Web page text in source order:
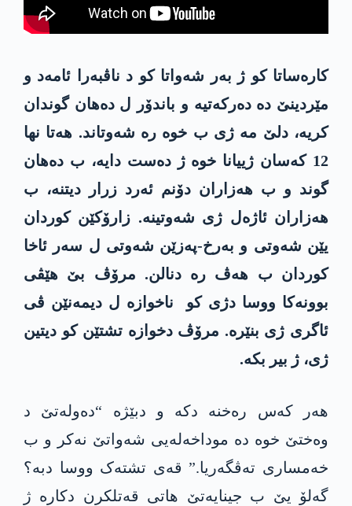
کارەساتا کو ژ بەر شەواتا کو د ناڤبەرا ئامەد و
مێردینێ دە دەرکەتیە و باندۆر ل دەھان گوندان
کریە، دلێ مە ژی ب خوە رە شەوتاند. ھەتا نھا
12 کەسان ژییانا خوە ژ دەست دایە، ب دەھان
گوند و ب ھەزاران دۆنم ئەرد زرار دیتنە، ب
ھەزاران ئاژەل ژی شەوتینە. زارۆکێن کوردان
یێن شەوتی و بەرخ-پەزێن شەوتی ل سەر ئاخا
کوردان ب ھەڤ رە دنالن. مرۆڤ بێ ھێڤی
بوونەکا ووسا دژی کو ناخوازە ل دیمەنێن ڤی
ئاگری ژی بنێرە. مرۆڤ دخوازە تشتێن کو دیتین
ژی، ژ بیر بکە.
ھەر کەس رەخنە دکە و دبێژە “دەولەتێ د
وەختێ خوە دە موداخەلەیی شەواتێ نەکر و ب
خەمساری تەڤگەریا.” قەی تشتەک ووسا دبە؟
گەلۆ یێ ب جینایەتێ ھاتی قەتلکرن دکارە ژ